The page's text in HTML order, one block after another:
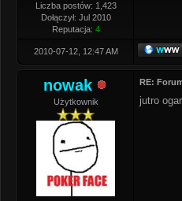
Liczba postów: 1,423
Dołączył: Jul 2010
Reputacja: 4
2010-07-12, 12:47 AM
nowak
Użytkownik
RE:
jutro